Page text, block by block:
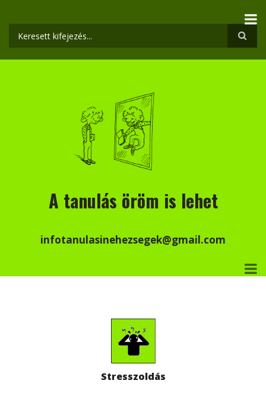
tartalomra
Keresés
A tanulás öröm is lehet
infotanulasinehezsegek@gmail.com
Stresszoldás